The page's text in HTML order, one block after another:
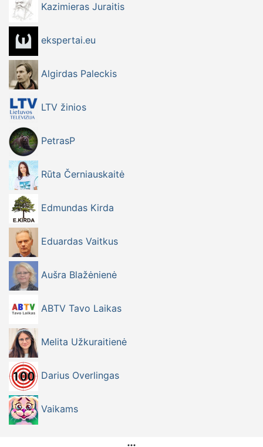
Kazimieras Juraitis
ekspertai.eu
Algirdas Paleckis
LTV žinios
PetrasP
Rūta Černiauskaitė
Edmundas Kirda
Eduardas Vaitkus
Aušra Blažėnienė
ABTV Tavo Laikas
Melita Užkuraitienė
Darius Overlingas
Vaikams